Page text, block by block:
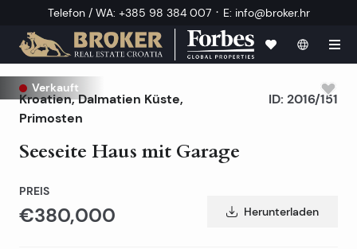
Telefon / WA: +385 98 384 007 · E: info@broker.hr
Verkauft
Kroatien,Dalmatien Küste,
Primosten
Seeseite Haus mit Garage
ID: 2016/151
PREIS
€380,000 Herunterladen